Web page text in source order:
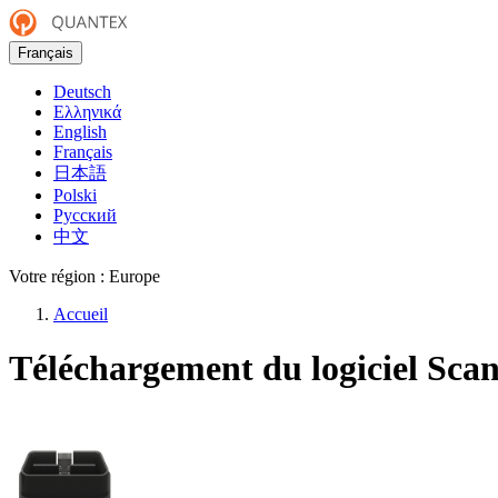
Français
Deutsch
Ελληνικά
English
Français
日本語
Polski
Русский
中文
Votre région : Europe
Accueil
Téléchargement du logiciel